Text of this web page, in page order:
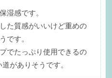
湿感です。
た質感がいいけど重めの
です。
でたっぷり使用できるの
がありそうです。